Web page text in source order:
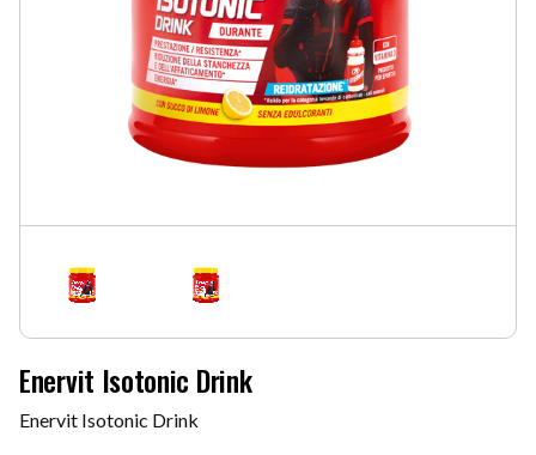
Enervit Isotonic Drink
Enervit Isotonic Drink